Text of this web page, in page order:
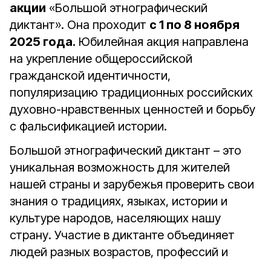
акции «Большой этнографический
диктант». Она проходит с 1 по 8 ноября
2025 года. Юбилейная акция направлена
на укрепление общероссийской
гражданской идентичности,
популяризацию традиционных российских
духовно-нравственных ценностей и борьбу
с фальсификацией истории.
Большой этнографический диктант – это
уникальная возможность для жителей
нашей страны и зарубежья проверить свои
знания о традициях, языках, истории и
культуре народов, населяющих нашу
страну. Участие в диктанте объединяет
людей разных возрастов, профессий и